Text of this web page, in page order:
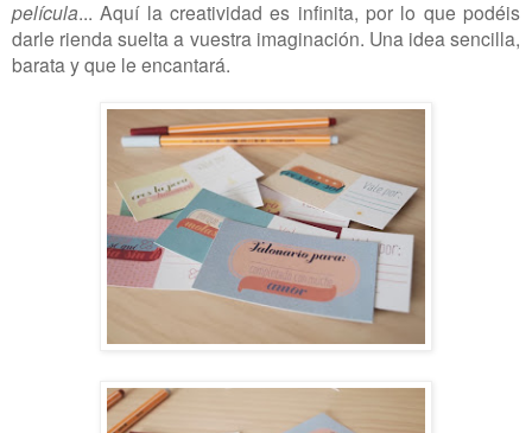
película... Aquí la creatividad es infinita, por lo que podéis
darle rienda suelta a vuestra imaginación. Una idea sencilla,
barata y que le encantará.